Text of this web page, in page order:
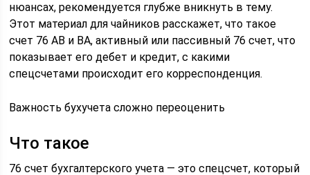
нюансах, рекомендуется глубже вникнуть в тему.
Этот материал для чайников расскажет, что такое
счет 76 АВ и ВА, активный или пассивный 76 счет, что
показывает его дебет и кредит, с какими
спецсчетами происходит его корреспонденция.
Важность бухучета сложно переоценить
Что такое
76 счет бухгалтерского учета — это спецсчет, который